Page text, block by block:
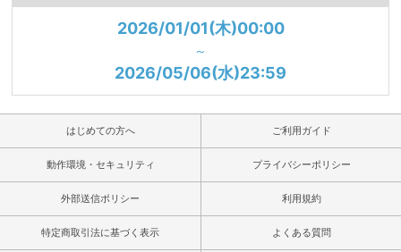
2026/01/01(木)00:00
～
2026/05/06(水)23:59
はじめての方へ ご利用ガイド
動作環境・セキュリティ プライバシーポリシー
外部送信ポリシー 利用規約
特定商取引法に基づく表示 よくある質問